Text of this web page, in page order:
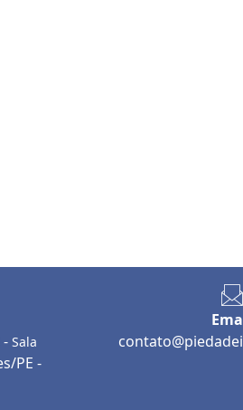
- Sala
PE -